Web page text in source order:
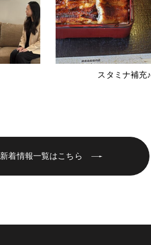
スタミナ補充♪
新着情報一覧はこちら